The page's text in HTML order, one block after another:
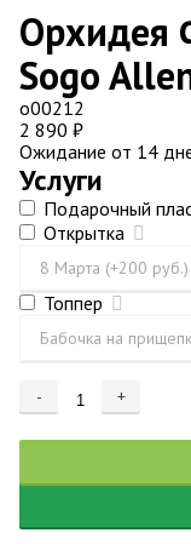
Орхидея
Sogo
о00212
2 890 ₽
Ожидание от 14
Услуги
Подарочный
Открытка
Топпер
- +